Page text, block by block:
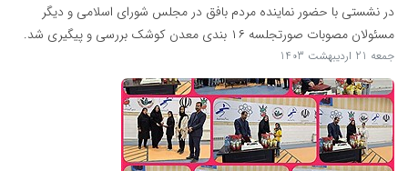
در نشستی با حضور نماینده مردم بافق در مجلس شورای اسلامی و دیگر
مسئولان مصوبات صورتجلسه ۱۶ بندی معدن کوشک بررسی و پیگیری شد.
جمعه 21 اردیبهشت 1403